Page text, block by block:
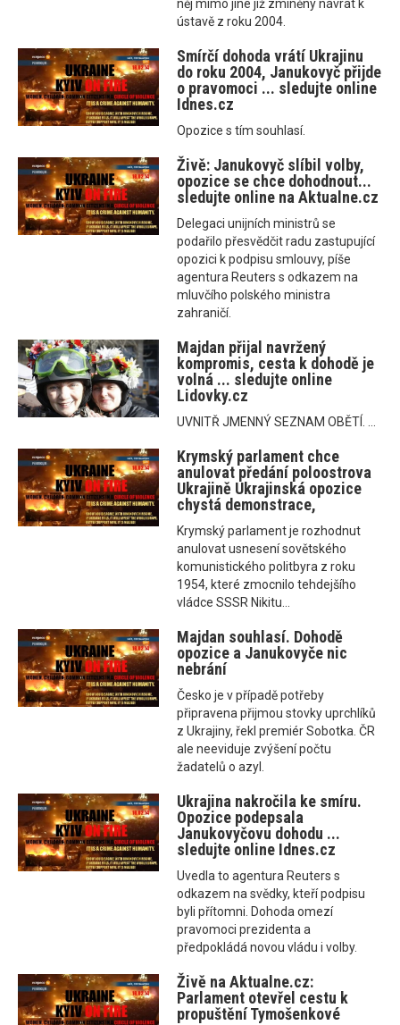
něj mimo jiné již zmíněný návrat k
ústavě z roku 2004.
Smírčí dohoda vrátí Ukrajinu
do roku 2004, Janukovyč přijde
o pravomoci ... sledujte online
Idnes.cz
Opozice s tím souhlasí.
Živě: Janukovyč slíbil volby,
opozice se chce dohodnout...
sledujte online na Aktualne.cz
Delegaci unijních ministrů se
podařilo přesvědčit radu zastupující
opozici k podpisu smlouvy, píše
agentura Reuters s odkazem na
mluvčího polského ministra
zahraničí.
Majdan přijal navržený
kompromis, cesta k dohodě je
volná ... sledujte online
Lidovky.cz
UVNITŘ JMENNÝ SEZNAM OBĚTÍ. ...
Krymský parlament chce
anulovat předání poloostrova
Ukrajině Ukrajinská opozice
chystá demonstrace,
Krymský parlament je rozhodnut
anulovat usnesení sovětského
komunistického politbyra z roku
1954, které zmocnilo tehdejšího
vládce SSSR Nikitu...
Majdan souhlasí. Dohodě
opozice a Janukovyče nic
nebrání
Česko je v případě potřeby
připravena přijmou stovky uprchlíků
z Ukrajiny, řekl premiér Sobotka. ČR
ale neeviduje zvýšení počtu
žadatelů o azyl.
Ukrajina nakročila ke smíru.
Opozice podepsala
Janukovyčovu dohodu ...
sledujte online Idnes.cz
Uvedla to agentura Reuters s
odkazem na svědky, kteří podpisu
byli přítomni. Dohoda omezí
pravomoci prezidenta a
předpokládá novou vládu i volby.
Živě na Aktualne.cz:
Parlament otevřel cestu k
propuštění Tymošenkové